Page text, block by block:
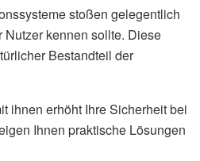
stoßen gelegentlich
kennen sollte. Diese
Bestandteil der
ihnen erhöht Ihre Sicherheit bei
Ihnen praktische Lösungen